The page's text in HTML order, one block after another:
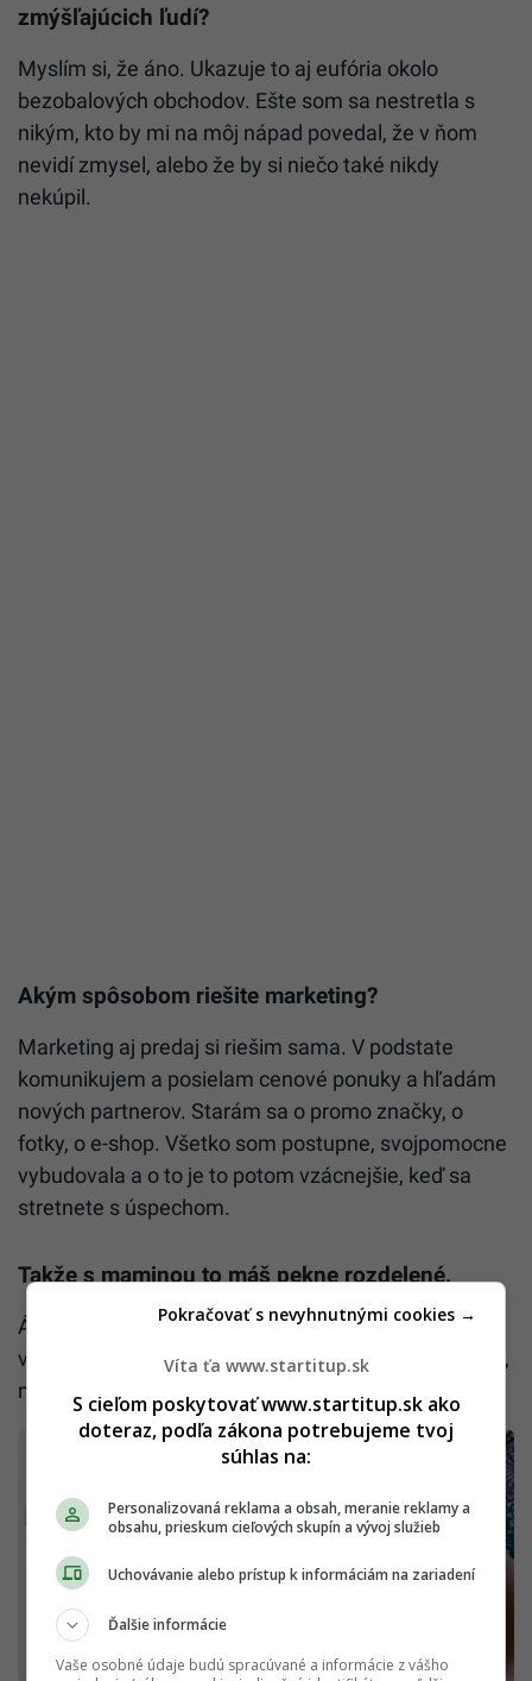
zmýšľajúcich ľudí?
Myslím si, že áno. Ukazuje to aj eufória okolo
bezobalových obchodov. Ešte som sa nestretla s
nikým, kto by mi na môj nápad povedal, že v ňom
nevidí zmysel, alebo že by si niečo také nikdy
nekúpil.
Akým spôsobom riešite marketing?
Marketing aj predaj si riešim sama. V podstate
komunikujem a posielam cenové ponuky a hľadám
nových partnerov. Starám sa o promo značky, o
fotky, o e-shop. Všetko som postupne, svojpomocne
vybudovala a o to je to potom vzácnejšie, keď sa
stretnete s úspechom.
Takže s maminou to máš pekne rozdelené.
Áno. Mamina sa stará o tú praktickú časť a vyrába
vrecká a ja sa starám o všetko ostatné ako je predaj,
marketing a promo.
Víta ťa www.startitup.sk
S cieľom poskytovať www.startitup.sk ako
doteraz, podľa zákona potrebujeme tvoj
súhlas na:
Personalizovaná reklama a obsah, meranie reklamy a
obsahu, prieskum cieľových skupín a vývoj služieb
Uchovávanie alebo prístup k informáciám na zariadení
Ďalšie informácie
Vaše osobné údaje budú spracúvané a informácie z vášho
Pokračovať s nevyhnutnými cookies →